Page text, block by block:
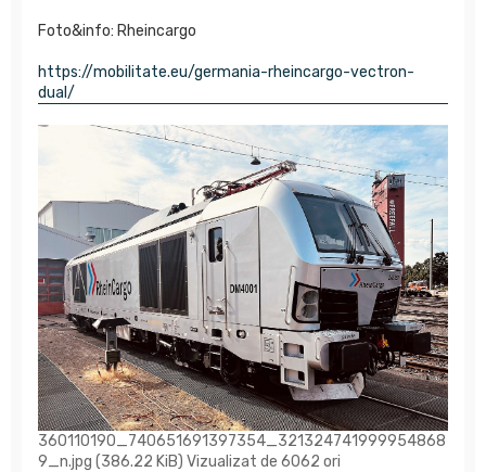
Foto&info: Rheincargo
https://mobilitate.eu/germania-rheincargo-vectron-
dual/
360110190_740651691397354_321324741999954868
9_n.jpg (386.22 KiB) Vizualizat de 6062 ori